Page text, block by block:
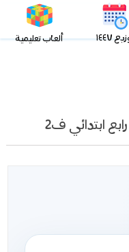
١٤٤٧ ألعاب تعليمية
ابتدائي ف2